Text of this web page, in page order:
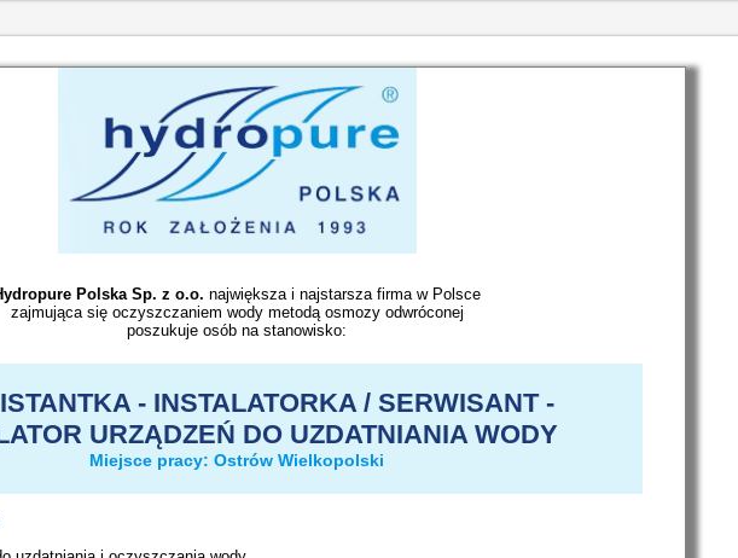
Polska Sp. z o.o. największa i najstarsza firma w Polsce
zajmująca się oczyszczaniem wody metodą osmozy odwróconej
poszukuje osób na stanowisko:
- INSTALATORKA / SERWISANT -
URZĄDZEŃ DO UZDATNIANIA WODY
Miejsce pracy: Ostrów Wielkopolski